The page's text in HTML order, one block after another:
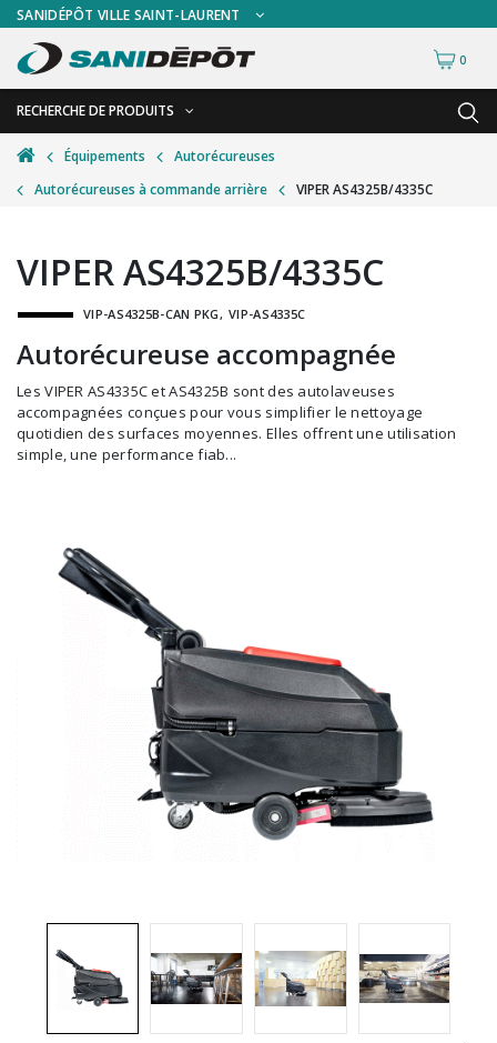
SANIDÉPÔT VILLE SAINT-LAURENT
0
RECHERCHE DE PRODUITS
RETOUR
Accessoires de sécurité
Accessoires pour le lavage de mur
Accessoires pour salles de bain
Alimentaire
Autres accessoires
Balais et porte-poussières
Cendriers
Chariots et manutention
Distributrices et supports
Grattoirs, moutons et racloirs pour vitres/planchers
Guenilles et éponges
Hygiène personnelle
Microfibres et linges divers
Tapis
Vadrouilles, manches et cadres
RETOUR
Gants
Plexiglas
Signalisations
Test de diagnostic
Thermomètre
Vêtements de sécurité
Équipements
Autorécureuses
Autorécureuses à commande arrière
VIPER AS4325B/4335C
VIPER AS4325B/4335C
VIP-AS4325B-CAN PKG VIP-AS4335C
Autorécureuse accompagnée
Les VIPER AS4335C et AS4325B sont des autolaveuses
accompagnées conçues pour vous simplifier le nettoyage
quotidien des surfaces moyennes. Elles offrent une utilisation
simple, une performance fiab...